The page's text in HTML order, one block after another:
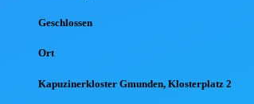
Geschlossen
Ort
Kapuzinerkloster Gmunden, Klosterplatz 2